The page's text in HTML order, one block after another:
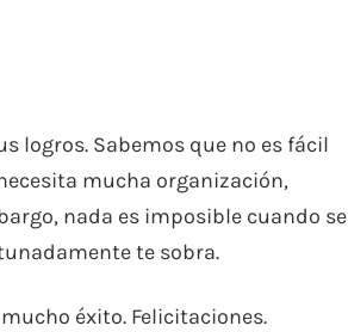
logros. Sabemos que no es fácil
mucha organización,
nada es imposible cuando se
te sobra.
éxito. Felicitaciones.